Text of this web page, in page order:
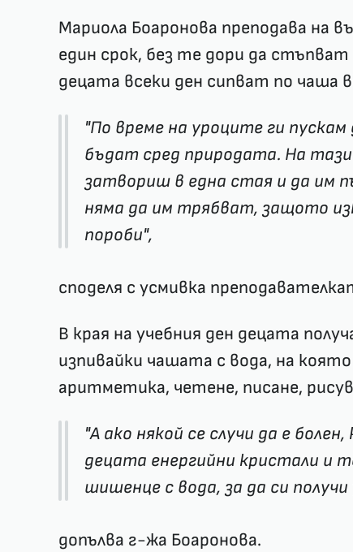
Мариола Боаронова преподава на
един срок, без те дори да стъпват
децата всеки ден сипват по чаша
"По време на уроците ги
бъдат сред природата. На
затвориш в една стая и да им
няма да им трябват, защото
пороби",
споделя с усмивка
В края на учебния ден децата
изпивайки чашата с вода, на
аритметика, четене, писане,
"А ако някой се случи да е
децата енергийни кристали и
шишенце с вода, за да си
допълва г-жа Боаронова.